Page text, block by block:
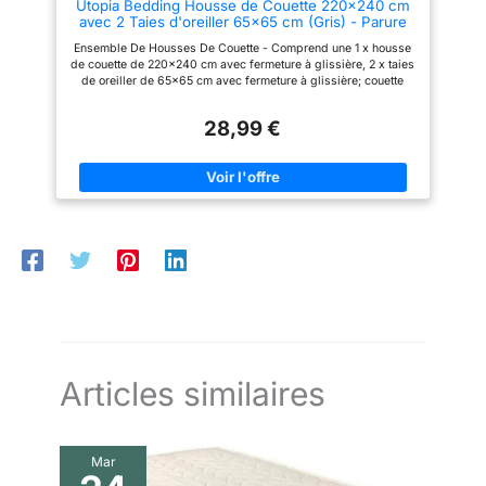
lit, certifiée Oeko-Tex, assure un
environnement de sommeil
Cette certification apporte une
tranquillité d'esprit pour ceux
qui valorisent la sécurité et le
Lavable à 40°, notre ensemble
entretien sans tracas. Résistant
couleur et sa texture après
propreté et une élégance
constantes.
Utopia Bedding Housse de Couette 220x240 cm
avec 2 Taies d'oreiller 65x65 cm (Gris) - Parure
Couette en Microfibre brossée Douce
Ensemble De Housses De Couette - Comprend une 1 x housse
de couette de 220x240 cm avec fermeture à glissière, 2 x taies
de oreiller de 65x65 cm avec fermeture à glissière; couette
infroissables et résistants à la décoloration et les protège
résistance à la traction le rend solide, durable et moins
susceptible de se déchirer. Une Fermeture Parfaitement
Cousue - La fermeture est cousue à la perfection pour fixer la
28,99 €
Articles similaires
Mar